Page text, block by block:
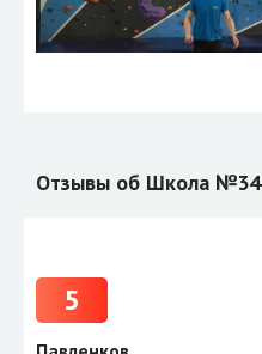
Отзывы об Школа №34
5